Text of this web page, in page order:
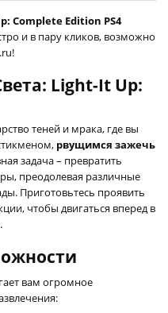
Complete Edition PS4
и в пару кликов, возможно
Light-It Up:
теней и мрака, где вы
рвущимся зажечь
задача – превратить
преодолевая различные
Приготовьтесь проявить
чтобы двигаться вперед в
вам огромное